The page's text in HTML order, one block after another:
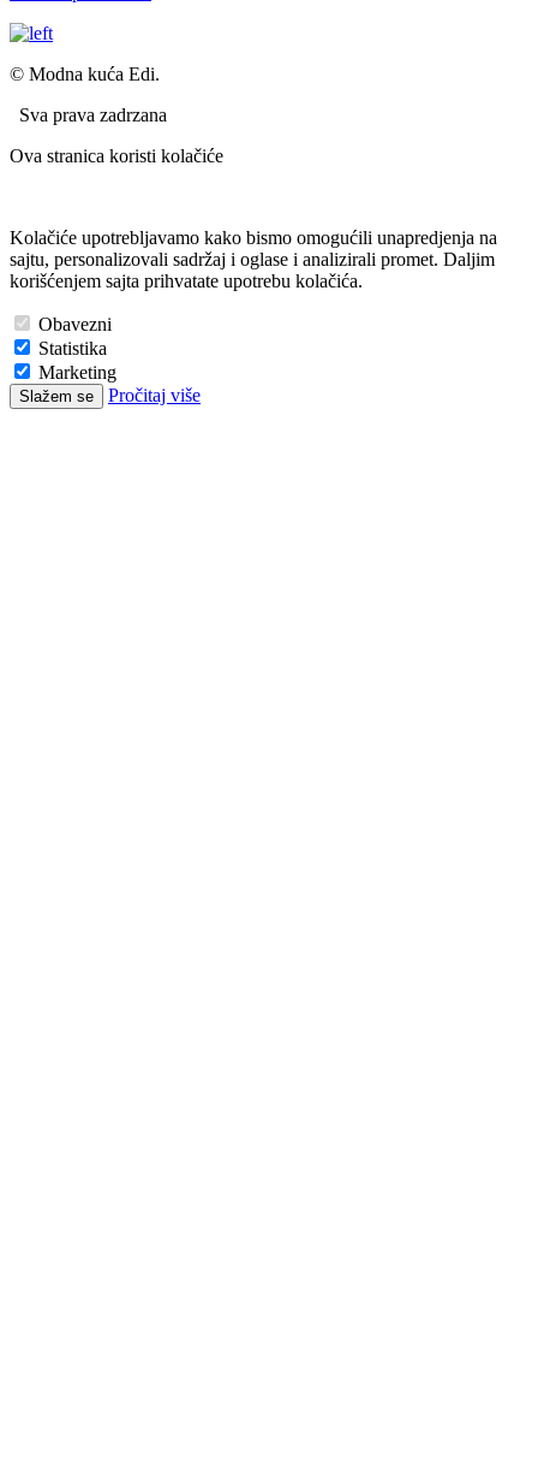
© Modna kuća Edi.
Sva prava zadrzana
Ova stranica koristi kolačiće
Kolačiće upotrebljavamo kako bismo omogućili unapredjenja na
sajtu, personalizovali sadržaj i oglase i analizirali promet. Daljim
korišćenjem sajta prihvatate upotrebu kolačića.
Obavezni
Statistika
Marketing
Slažem se Pročitaj više